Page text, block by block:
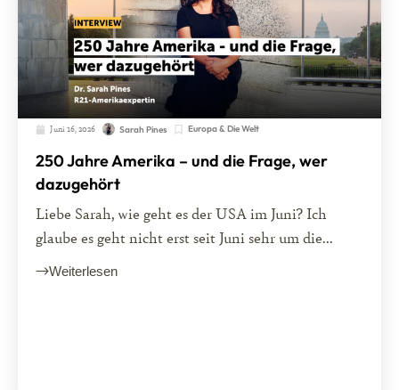
Juni 16, 2026 Sarah Pines Europa & Die Welt
250 Jahre Amerika – und die Frage, wer
dazugehört
Liebe Sarah, wie geht es der USA im Juni? Ich
glaube es geht nicht erst seit Juni sehr um die...
Weiterlesen